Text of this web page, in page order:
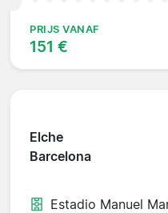
PRIJS VANAF
151 €
Elche
Barcelona
Estadio Manuel